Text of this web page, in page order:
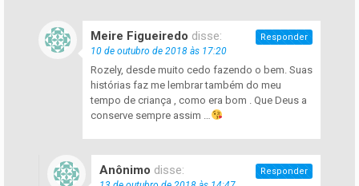
Meire Figueiredo disse:
10 de outubro de 2018 às 17:20
Rozely, desde muito cedo fazendo o bem. Suas
histórias faz me lembrar também do meu
tempo de criança , como era bom . Que Deus a
conserve sempre assim …
Responder
Anônimo disse: Responder